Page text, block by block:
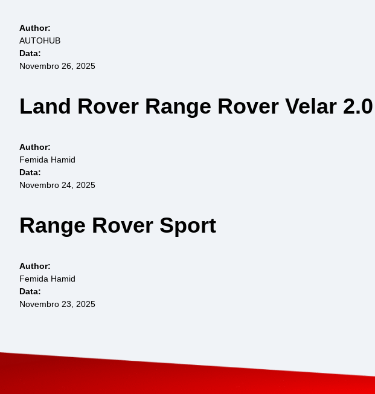
Author:
AUTOHUB
Data:
Novembro 26, 2025
Land Rover Range Rover Velar
Author:
Femida Hamid
Data:
Novembro 24, 2025
Range Rover Sport
Author:
Femida Hamid
Data:
Novembro 23, 2025